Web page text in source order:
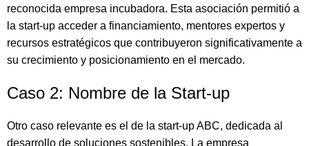
reconocida empresa incubadora. Esta asociación permitió a
la start-up acceder a financiamiento, mentores expertos y
recursos estratégicos que contribuyeron significativamente a
su crecimiento y posicionamiento en el mercado.
Caso 2: Nombre de la Start-up
Otro caso relevante es el de la start-up ABC, dedicada al
desarrollo de soluciones sostenibles. La empresa